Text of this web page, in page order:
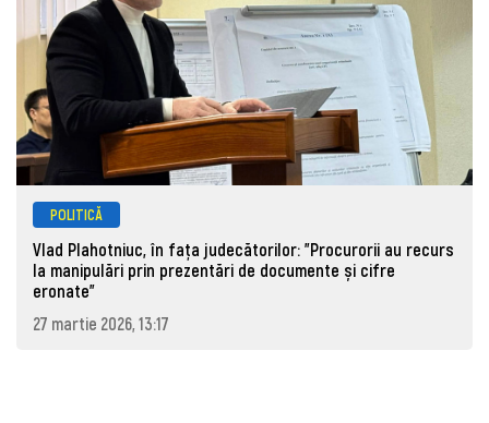
POLITICĂ
Vlad Plahotniuc, în fața judecătorilor: "Procurorii au recurs
la manipulări prin prezentări de documente și cifre
eronate"
27 martie 2026, 13:17